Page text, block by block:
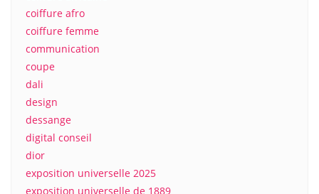
coiffure afro
coiffure femme
communication
coupe
dali
design
dessange
digital conseil
dior
exposition universelle 2025
exposition universelle de 1889